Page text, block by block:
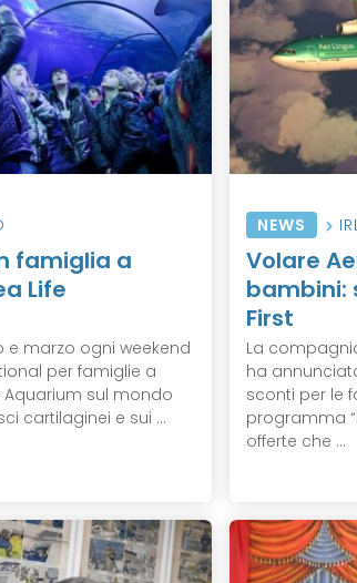
famiglia a
Life
e marzo ogni weekend
per famiglie a
Aquarium sul mondo
cartilaginei e sui ...
NEWS
Volare
bambini:
First
La
ha
sconti per le
programma
offerte che ...